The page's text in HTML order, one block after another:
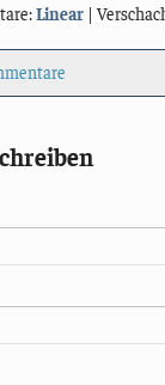
Linear|